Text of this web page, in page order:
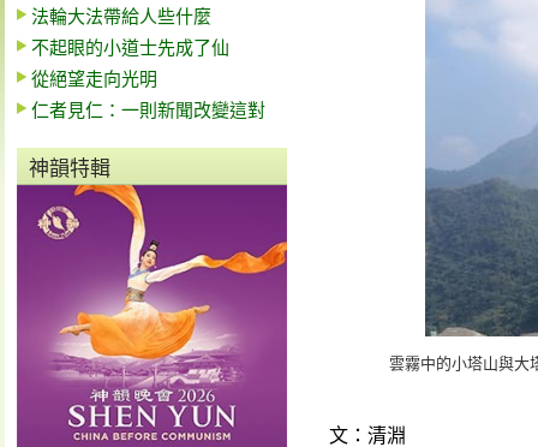
法輪大法帶給人些什麼
不起眼的小道士先成了仙
從絕望走向光明
仁者見仁：一則新聞改變這對
神韻特輯
雲霧中的小塔山與大
文：清淵